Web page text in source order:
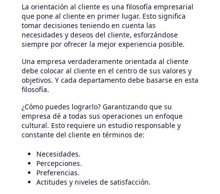
La orientación al cliente es una filosofía empresarial
que pone al cliente en primer lugar. Esto significa
tomar decisiones teniendo en cuenta las
necesidades y deseos del cliente, esforzándose
siempre por ofrecer la mejor experiencia posible.
Una empresa verdaderamente orientada al cliente
debe colocar al cliente en el centro de sus valores y
objetivos. Y cada departamento debe basarse en esta
filosofía.
¿Cómo puedes lograrlo? Garantizando que su
empresa dé a todas sus operaciones un enfoque
cultural. Esto requiere un estudio responsable y
constante del cliente en términos de:
Necesidades.
Percepciones.
Preferencias.
Actitudes y niveles de satisfacción.